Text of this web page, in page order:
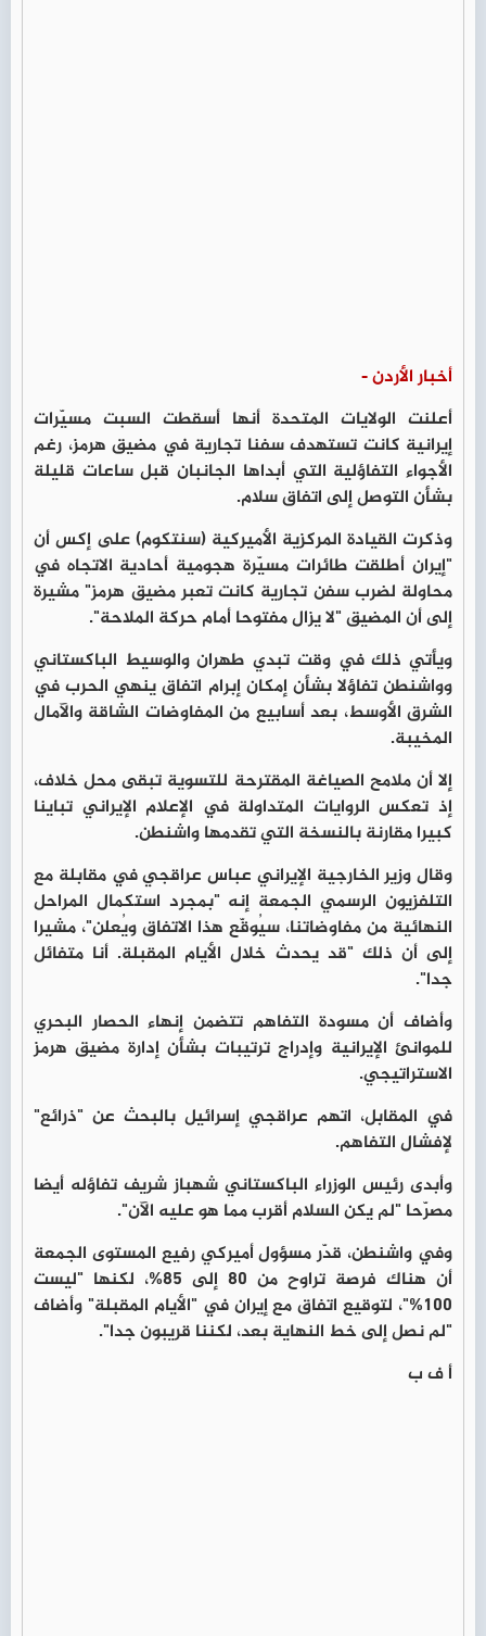
أخبار الأردن -
أعلنت الولايات المتحدة أنها أسقطت السبت مسيّرات
إيرانية كانت تستهدف سفنا تجارية في مضيق هرمز، رغم
الأجواء التفاؤلية التي أبداها الجانبان قبل ساعات قليلة
بشأن التوصل إلى اتفاق سلام.
وذكرت القيادة المركزية الأميركية (سنتكوم) على إكس أن
"إيران أطلقت طائرات مسيّرة هجومية أحادية الاتجاه في
محاولة لضرب سفن تجارية كانت تعبر مضيق هرمز" مشيرة
إلى أن المضيق "لا يزال مفتوحا أمام حركة الملاحة".
ويأتي ذلك في وقت تبدي طهران والوسيط الباكستاني
وواشنطن تفاؤلا بشأن إمكان إبرام اتفاق ينهي الحرب في
الشرق الأوسط، بعد أسابيع من المفاوضات الشاقة والآمال
المخيبة.
إلا أن ملامح الصياغة المقترحة للتسوية تبقى محل خلاف،
إذ تعكس الروايات المتداولة في الإعلام الإيراني تباينا
كبيرا مقارنة بالنسخة التي تقدمها واشنطن.
وقال وزير الخارجية الإيراني عباس عراقجي في مقابلة مع
التلفزيون الرسمي الجمعة إنه "بمجرد استكمال المراحل
النهائية من مفاوضاتنا، سيُوقّع هذا الاتفاق ويُعلن"، مشيرا
إلى أن ذلك "قد يحدث خلال الأيام المقبلة. أنا متفائل
جدا".
وأضاف أن مسودة التفاهم تتضمن إنهاء الحصار البحري
للموانئ الإيرانية وإدراج ترتيبات بشأن إدارة مضيق هرمز
الاستراتيجي.
في المقابل، اتهم عراقجي إسرائيل بالبحث عن "ذرائع"
لإفشال التفاهم.
وأبدى رئيس الوزراء الباكستاني شهباز شريف تفاؤله أيضا
مصرّحا "لم يكن السلام أقرب مما هو عليه الآن".
وفي واشنطن، قدّر مسؤول أميركي رفيع المستوى الجمعة
أن هناك فرصة تراوح من 80 إلى 85%، لكنها "ليست
100%"، لتوقيع اتفاق مع إيران في "الأيام المقبلة" وأضاف
"لم نصل إلى خط النهاية بعد، لكننا قريبون جدا".
أ ف ب